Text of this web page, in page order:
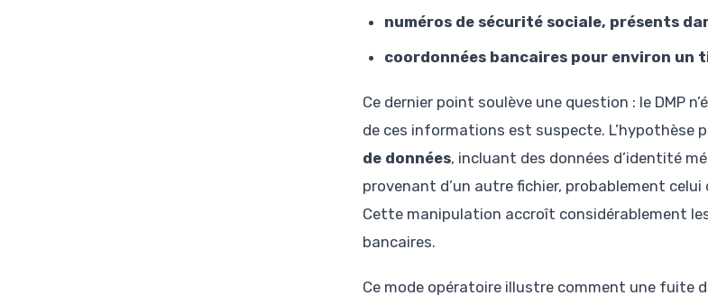
numéros de sécurité sociale, présents
coordonnées bancaires pour environ un
Ce dernier point soulève une question : le DMP
de ces informations est suspecte. L’hypothèse
de données, incluant des données d’identité
provenant d’un autre fichier, probablement
Cette manipulation accroît considérablement
bancaires.
Ce mode opératoire illustre comment une fuite